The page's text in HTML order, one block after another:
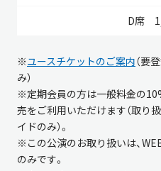
※ユースチケットのご案内（要
み）
※定期会員の方は一般料金の
売をご利用いただけます（取り
イドのみ）。
※この公演のお取り扱いは、
のみです。